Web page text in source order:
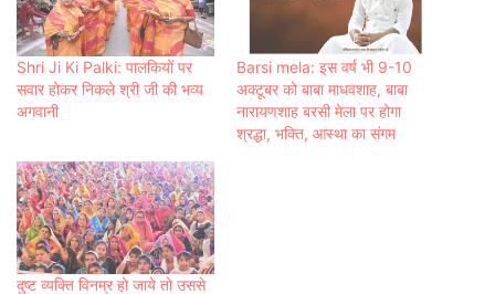
Shri Ji Ki Palki: पालकियों पर
सवार होकर निकले श्री जी की भव्य
अगवानी
Barsi mela: इस वर्ष भी 9-10
अक्टूबर को बाबा माधवशाह, बाबा
नारायणशाह बरसी मेला पर होगा
श्रद्धा, भक्ति, आस्था का संगम
दुष्ट व्यक्ति विनम्र हो जाये तो उससे